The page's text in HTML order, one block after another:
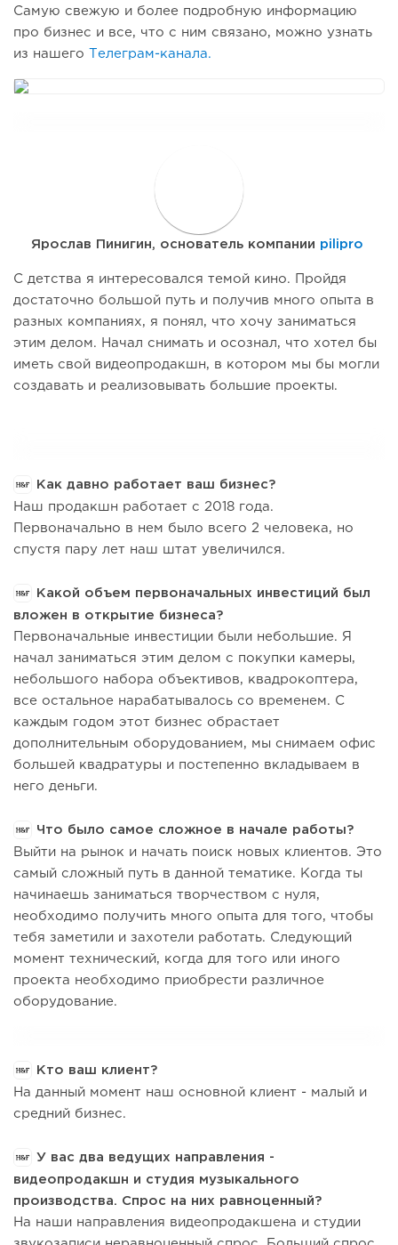
Самую свежую и более подробную информацию
про бизнес и все, что с ним связано, можно узнать
из нашего
Телеграм-канала.
Ярослав Пинигин, основатель компании pilipro
С детства я интересовался темой кино. Пройдя
достаточно большой путь и получив много опыта в
разных компаниях, я понял, что хочу заниматься
этим делом. Начал снимать и осознал, что хотел бы
иметь свой видеопродакшн, в котором мы бы могли
создавать и реализовывать большие проекты.
Как давно работает ваш бизнес?
Наш продакшн работает с 2018 года.
Первоначально в нем было всего 2 человека, но
спустя пару лет наш штат увеличился.
Какой объем первоначальных инвестиций был
вложен в открытие бизнеса?
Первоначальные инвестиции были небольшие. Я
начал заниматься этим делом с покупки камеры,
небольшого набора объективов, квадрокоптера,
все остальное нарабатывалось со временем. С
каждым годом этот бизнес обрастает
дополнительным оборудованием, мы снимаем офис
большей квадратуры и постепенно вкладываем в
него деньги.
Что было самое сложное в начале работы?
Выйти на рынок и начать поиск новых клиентов. Это
самый сложный путь в данной тематике. Когда ты
начинаешь заниматься творчеством с нуля,
необходимо получить много опыта для того, чтобы
тебя заметили и захотели работать. Следующий
момент технический, когда для того или иного
проекта необходимо приобрести различное
оборудование.
Кто ваш клиент?
На данный момент наш основной клиент - малый и
средний бизнес.
У вас два ведущих направления -
видеопродакшн и студия музыкального
производства. Спрос на них равноценный?
На наши направления видеопродакшена и студии